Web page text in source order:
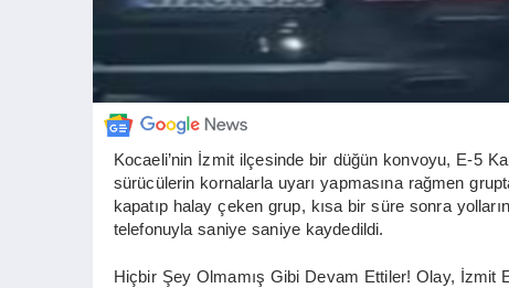
Kocaeli’nin İzmit ilçesinde bir düğün konvoyu, E-5
sürücülerin kornalarla uyarı yapmasına rağmen
kapatıp halay çeken grup, kısa bir süre sonra
telefonuyla saniye saniye kaydedildi.
Hiçbir Şey Olmamış Gibi Devam Ettiler! Olay, İzmit